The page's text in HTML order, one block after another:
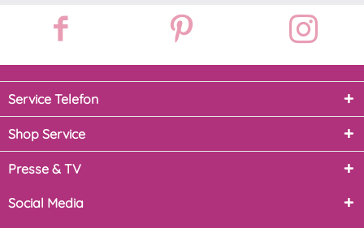
Service Telefon
Shop Service
Presse & TV
Social Media